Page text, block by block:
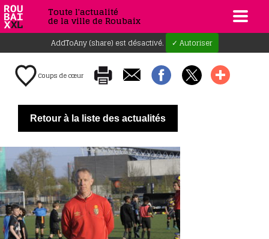
Toute l'actualité
de la ville de Roubaix
AddToAny (share) est désactivé. ✓ Autoriser
Coups de cœur
Retour à la liste des actualités